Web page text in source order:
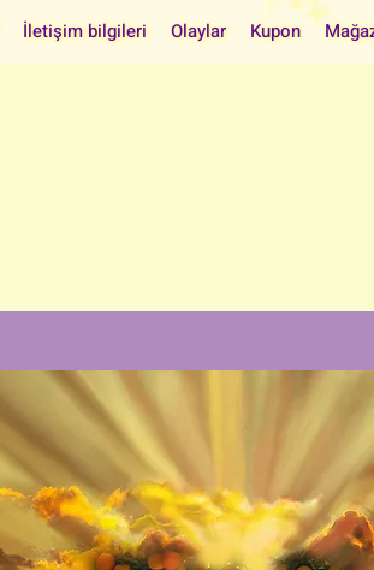
İletişim bilgileri Olaylar Kupon